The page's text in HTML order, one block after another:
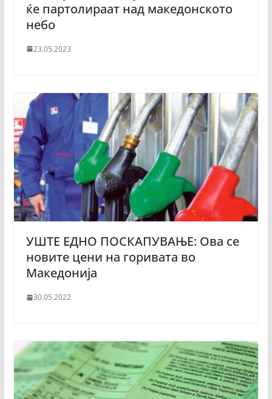
ќе партолираат над македонското
небо
23.05.2023
УШТЕ ЕДНО ПОСКАПУВАЊЕ: Ова се
новите цени на горивата во
Македонија
30.05.2022